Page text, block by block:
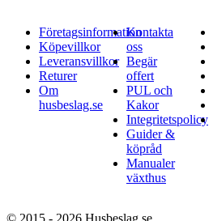
Företagsinformation
Köpevillkor
Leveransvillkor
Returer
Om
husbeslag.se
Kontakta
oss
Begär
offert
PUL och
Kakor
Integritetspolicy
Guider &
köpråd
Manualer
växthus
© 2015 - 2026 Husbeslag.se